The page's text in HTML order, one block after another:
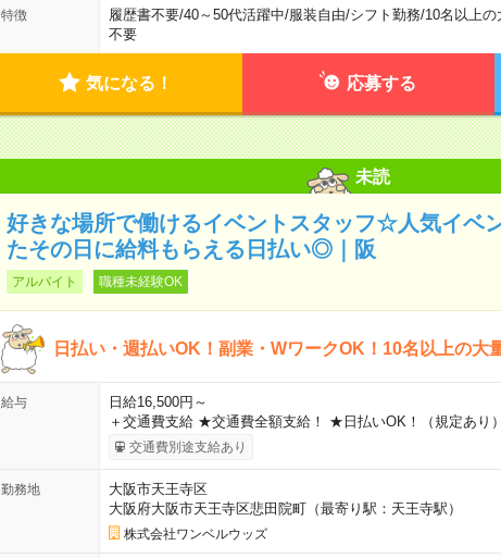
特徴 履歴書不要/40～50代活躍中/服装自由/シフト勤務/10名以上の
不要
気になる！ 応募する
未読
好きな場所で働けるイベントスタッフ☆人気イベ
たその日に給料もらえる日払い◎｜阪
アルバイト 職種未経験OK
日払い・週払いOK！副業・WワークOK！10名以上の大
給与
日給16,500円～
＋交通費支給 ★交通費全額支給！ ★日払いOK！（規定あり
交通費別途支給あり
勤務地
大阪市天王寺区
大阪府大阪市天王寺区悲田院町（最寄り駅：天王寺駅）
株式会社ワンベルウッズ